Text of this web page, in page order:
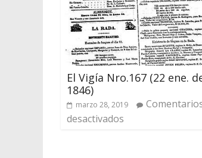
El Vigía Nro.167 (22 ene.
1846)
marzo 28, 2019
desactivados